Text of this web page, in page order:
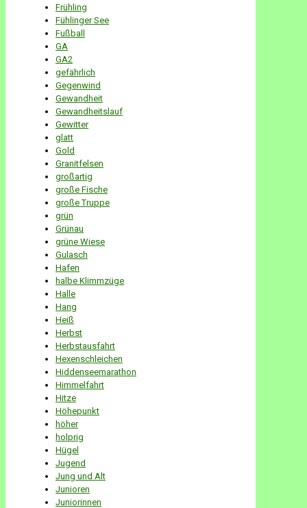
Frühling
Fühlinger See
Fußball
GA
GA2
gefährlich
Gegenwind
Gewandheit
Gewandheitslauf
Gewitter
glatt
Gold
Granitfelsen
großartig
große Fische
große Truppe
grün
Grünau
grüne Wiese
Gulasch
Hafen
halbe Klimmzüge
Halle
Hang
Heiß
Herbst
Herbstausfahrt
Hexenschleichen
Hiddenseemarathon
Himmelfahrt
Hitze
Höhepunkt
höher
holprig
Hügel
Jugend
Jung und Alt
Junioren
Juniorinnen